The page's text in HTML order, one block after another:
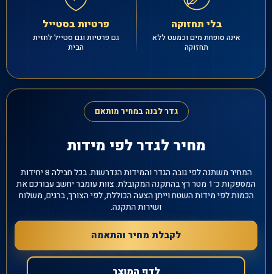
בלי תחזוקה
אינה סופחת מים וכמעט ללא
תחזוקה
פרטיות בסטייל
גם פרטיות וגם סטייל לחזית
הבית
גדר לבנה במחיר מותאם
מחיר לגדר לפי מידות
המחיר משתנה לפי גובה הגדר והמידות הנדרשות. בכל חבילה 8 יחידות
המספקות כ־1 מטר רץ בהתקנה המקובלת. צוות עומבר יחשב עבורכם את
הכמות לפי מידות השטח וייתן הצעה הכוללת, לפי הצורך, ברגים, משלוח
ושירות התקנה.
לקבלת מחיר והתאמה